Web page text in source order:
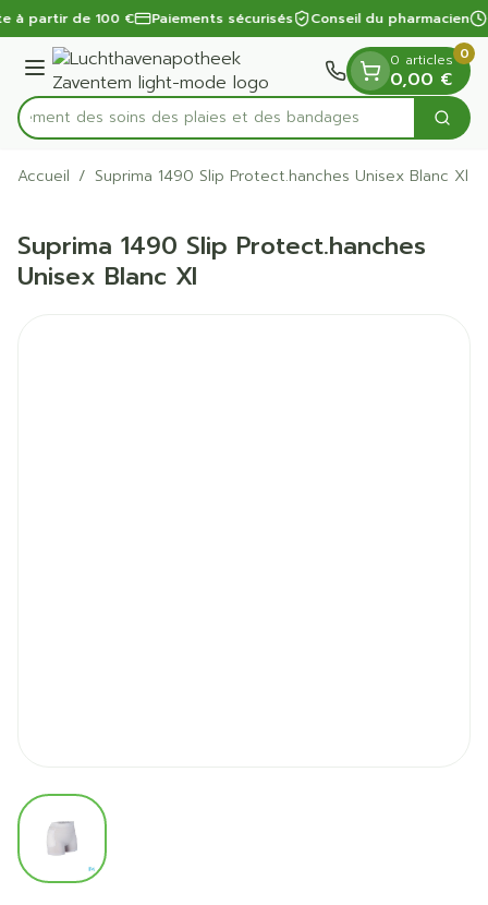
Aller au contenu
1 de 1
à partir de 100 € Paiements sécurisés Conseil du pharmacien
Menu
Rechercherdes soins des plaies et des bandages
0 articles
0,00 €
0
Accueil / Suprima 1490 Slip Protect.hanches Unisex Blanc Xl
Suprima 1490 Slip Protect.hanches
Unisex Blanc Xl
View larger image